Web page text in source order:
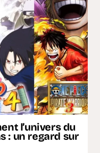
l’univers du
: un regard sur